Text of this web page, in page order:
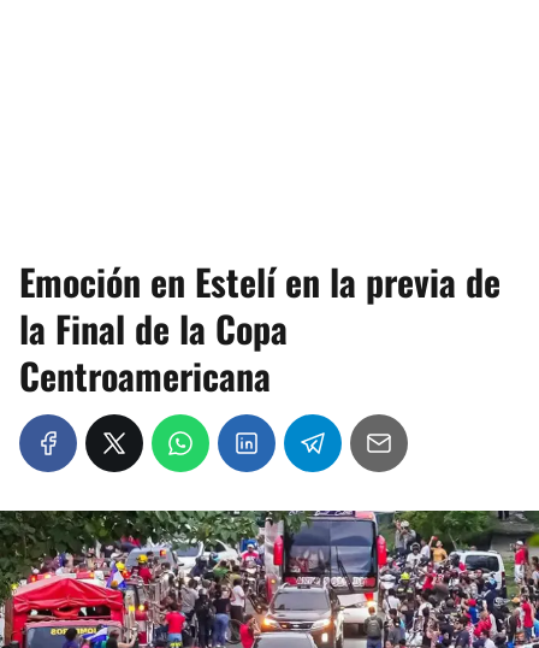
Emoción en Estelí en la previa de
la Final de la Copa
Centroamericana